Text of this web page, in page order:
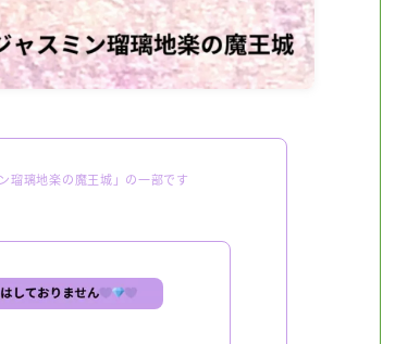
瑠璃地楽の魔王城」の一部です